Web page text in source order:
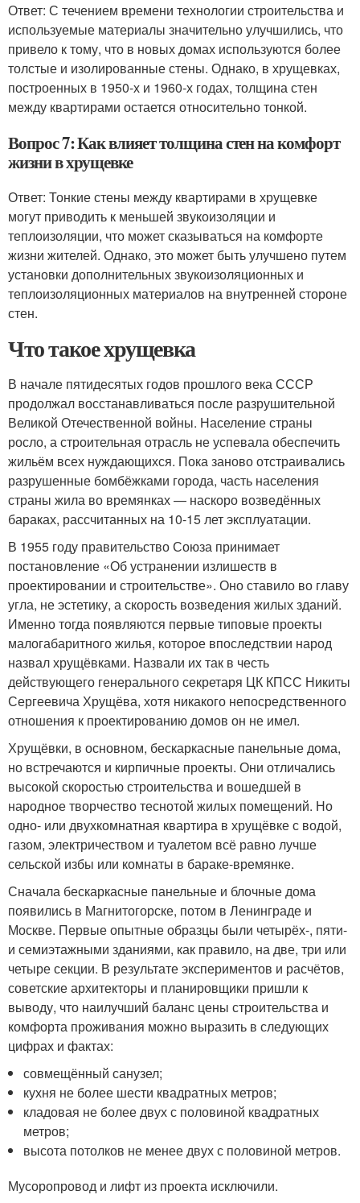
Ответ: С течением времени технологии строительства и
используемые материалы значительно улучшились, что
привело к тому, что в новых домах используются более
толстые и изолированные стены. Однако, в хрущевках,
построенных в 1950-х и 1960-х годах, толщина стен
между квартирами остается относительно тонкой.
Вопрос 7: Как влияет толщина стен на комфорт
жизни в хрущевке
Ответ: Тонкие стены между квартирами в хрущевке
могут приводить к меньшей звукоизоляции и
теплоизоляции, что может сказываться на комфорте
жизни жителей. Однако, это может быть улучшено путем
установки дополнительных звукоизоляционных и
теплоизоляционных материалов на внутренней стороне
стен.
Что такое хрущевка
В начале пятидесятых годов прошлого века СССР
продолжал восстанавливаться после разрушительной
Великой Отечественной войны. Население страны
росло, а строительная отрасль не успевала обеспечить
жильём всех нуждающихся. Пока заново отстраивались
разрушенные бомбёжками города, часть населения
страны жила во времянках — наскоро возведённых
бараках, рассчитанных на 10-15 лет эксплуатации.
В 1955 году правительство Союза принимает
постановление «Об устранении излишеств в
проектировании и строительстве». Оно ставило во главу
угла, не эстетику, а скорость возведения жилых зданий.
Именно тогда появляются первые типовые проекты
малогабаритного жилья, которое впоследствии народ
назвал хрущёвками. Назвали их так в честь
действующего генерального секретаря ЦК КПСС Никиты
Сергеевича Хрущёва, хотя никакого непосредственного
отношения к проектированию домов он не имел.
Хрущёвки, в основном, бескаркасные панельные дома,
но встречаются и кирпичные проекты. Они отличались
высокой скоростью строительства и вошедшей в
народное творчество теснотой жилых помещений. Но
одно- или двухкомнатная квартира в хрущёвке с водой,
газом, электричеством и туалетом всё равно лучше
сельской избы или комнаты в бараке-времянке.
Сначала бескаркасные панельные и блочные дома
появились в Магнитогорске, потом в Ленинграде и
Москве. Первые опытные образцы были четырёх-, пяти-
и семиэтажными зданиями, как правило, на две, три или
четыре секции. В результате экспериментов и расчётов,
советские архитекторы и планировщики пришли к
выводу, что наилучший баланс цены строительства и
комфорта проживания можно выразить в следующих
цифрах и фактах:
совмещённый санузел;
кухня не более шести квадратных метров;
кладовая не более двух с половиной квадратных
метров;
высота потолков не менее двух с половиной метров.
Мусоропровод и лифт из проекта исключили.